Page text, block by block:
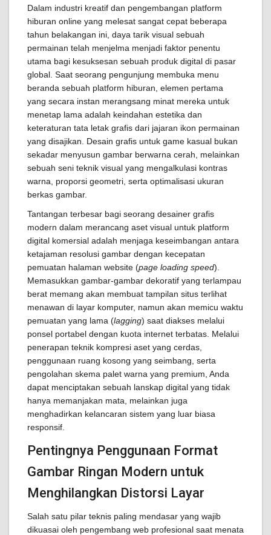
Dalam industri kreatif dan pengembangan platform
hiburan online yang melesat sangat cepat beberapa
tahun belakangan ini, daya tarik visual sebuah
permainan telah menjelma menjadi faktor penentu
utama bagi kesuksesan sebuah produk digital di pasar
global. Saat seorang pengunjung membuka menu
beranda sebuah platform hiburan, elemen pertama
yang secara instan merangsang minat mereka untuk
menetap lama adalah keindahan estetika dan
keteraturan tata letak grafis dari jajaran ikon permainan
yang disajikan. Desain grafis untuk game kasual bukan
sekadar menyusun gambar berwarna cerah, melainkan
sebuah seni teknik visual yang mengalkulasi kontras
warna, proporsi geometri, serta optimalisasi ukuran
berkas gambar.
Tantangan terbesar bagi seorang desainer grafis
modern dalam merancang aset visual untuk platform
digital komersial adalah menjaga keseimbangan antara
ketajaman resolusi gambar dengan kecepatan
pemuatan halaman website (page loading speed).
Memasukkan gambar-gambar dekoratif yang terlampau
berat memang akan membuat tampilan situs terlihat
menawan di layar komputer, namun akan memicu waktu
pemuatan yang lama (lagging) saat diakses melalui
ponsel portabel dengan kuota internet terbatas. Melalui
penerapan teknik kompresi aset yang cerdas,
penggunaan ruang kosong yang seimbang, serta
pengolahan skema palet warna yang premium, Anda
dapat menciptakan sebuah lanskap digital yang tidak
hanya memanjakan mata, melainkan juga
menghadirkan kelancaran sistem yang luar biasa
responsif.
Pentingnya Penggunaan Format
Gambar Ringan Modern untuk
Menghilangkan Distorsi Layar
Salah satu pilar teknis paling mendasar yang wajib
dikuasai oleh pengembang web profesional saat menata